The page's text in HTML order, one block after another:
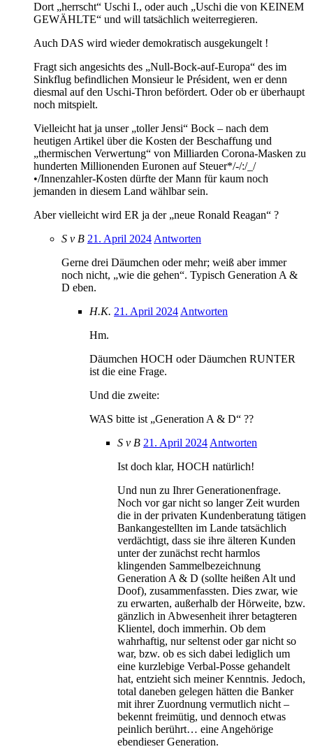
Dort „herrscht“ Uschi I., oder auch „Uschi die von KEINEM
GEWÄHLTE“ und will tatsächlich weiterregieren.
Auch DAS wird wieder demokratisch ausgekungelt !
Fragt sich angesichts des „Null-Bock-auf-Europa“ des im
Sinkflug befindlichen Monsieur le Président, wen er denn
diesmal auf den Uschi-Thron befördert. Oder ob er überhaupt
noch mitspielt.
Vielleicht hat ja unser „toller Jensi“ Bock – nach dem
heutigen Artikel über die Kosten der Beschaffung und
„thermischen Verwertung“ von Milliarden Corona-Masken zu
hunderten Millionenden Euronen auf Steuer*/-/:/_/
•/Innenzahler-Kosten dürfte der Mann für kaum noch
jemanden in diesem Land wählbar sein.
Aber vielleicht wird ER ja der „neue Ronald Reagan“ ?
S v B 21. April 2024Antworten
Gerne drei Däumchen oder mehr; weiß aber immer
noch nicht, „wie die gehen“. Typisch Generation A &
D eben.
H.K. 21. April 2024Antworten
Hm.
Däumchen HOCH oder Däumchen RUNTER
ist die eine Frage.
Und die zweite:
WAS bitte ist „Generation A & D“ ??
S v B 21. April 2024Antworten
Ist doch klar, HOCH natürlich!
Und nun zu Ihrer Generationenfrage.
Noch vor gar nicht so langer Zeit wurden
die in der privaten Kundenberatung tätigen
Bankangestellten im Lande tatsächlich
verdächtigt, dass sie ihre älteren Kunden
unter der zunächst recht harmlos
klingenden Sammelbezeichnung
Generation A & D (sollte heißen Alt und
Doof), zusammenfassten. Dies zwar, wie
zu erwarten, außerhalb der Hörweite, bzw.
gänzlich in Abwesenheit ihrer betagteren
Klientel, doch immerhin. Ob dem
wahrhaftig, nur seltenst oder gar nicht so
war, bzw. ob es sich dabei lediglich um
eine kurzlebige Verbal-Posse gehandelt
hat, entzieht sich meiner Kenntnis. Jedoch,
total daneben gelegen hätten die Banker
mit ihrer Zuordnung vermutlich nicht –
bekennt freimütig, und dennoch etwas
peinlich berührt… eine Angehörige
ebendieser Generation.